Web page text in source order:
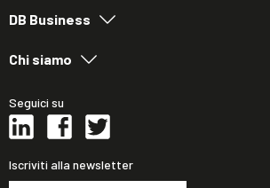
DB Business
Chi siamo
Seguici su
Iscriviti alla newsletter